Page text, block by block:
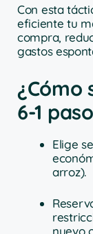
Con esta
eficiente tu
compra,
gastos
¿Cómo
6-1
Elige
arroz).